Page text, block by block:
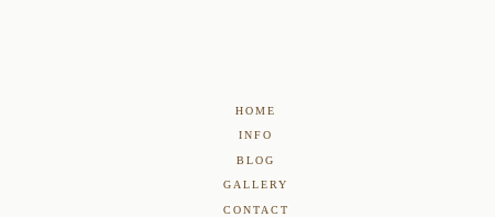
HOME
INFO
BLOG
GALLERY
CONTACT